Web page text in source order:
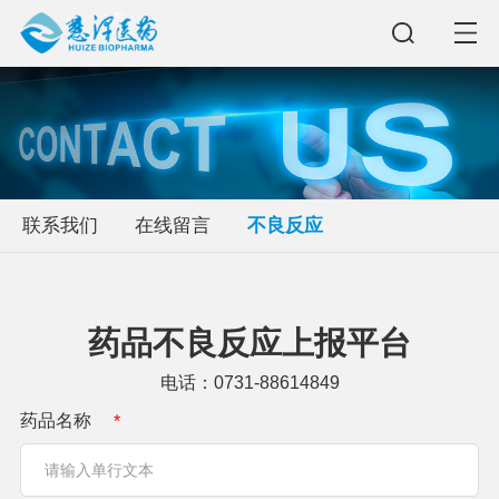
联系我们 在线留言 不良反应
药品不良反应上报平台
电话：0731-88614849
药品名称
*